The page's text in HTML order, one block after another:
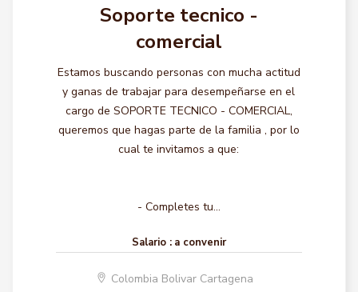
Soporte tecnico -
comercial
Estamos buscando personas con mucha actitud
y ganas de trabajar para desempeñarse en el
cargo de SOPORTE TECNICO - COMERCIAL,
queremos que hagas parte de la familia , por lo
cual te invitamos a que:
- Completes tu...
Salario : a convenir
Colombia Bolivar Cartagena